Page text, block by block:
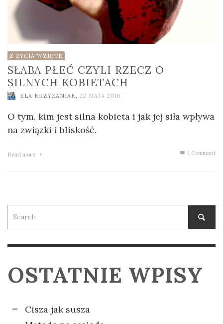
Z ŻYCIA WZIĘTE
SŁABA PŁEĆ CZYLI RZECZ O
SILNYCH KOBIETACH
ELA KRZYŻANIAK, 22 MAJA 2016
O tym, kim jest silna kobieta i jak jej siła wpływa
na związki i bliskość.
Read more 1 Comment
OSTATNIE WPISY
Cisza jak susza